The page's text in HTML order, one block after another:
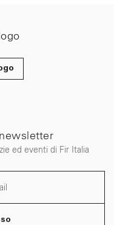
ed eventi di Fir Italia